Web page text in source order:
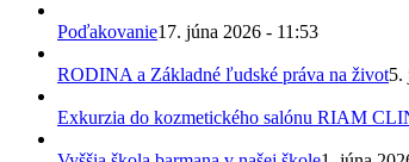
Poďakovanie17. júna 2026 - 11:53
RODINA a Základné ľudské práva na život5.
Exkurzia do kozmetického salónu RIAM